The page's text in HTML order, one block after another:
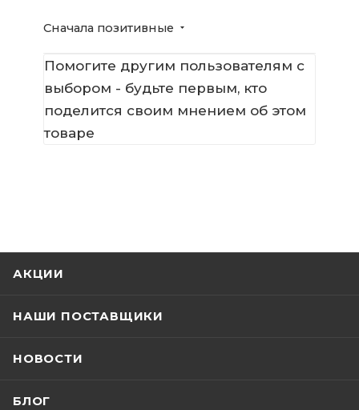
Сначала позитивные
Помогите другим пользователям с
выбором - будьте первым, кто
поделится своим мнением об этом
товаре
АКЦИИ
НАШИ ПОСТАВЩИКИ
НОВОСТИ
БЛОГ